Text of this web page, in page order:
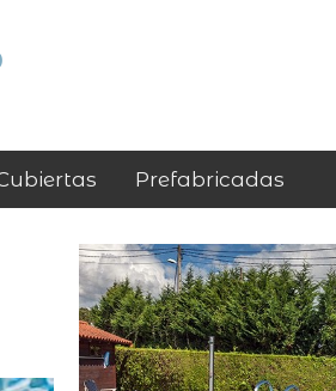
Prefabricadas